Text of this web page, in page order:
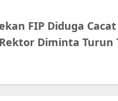
FIP Diduga Cacat
Diminta Turun